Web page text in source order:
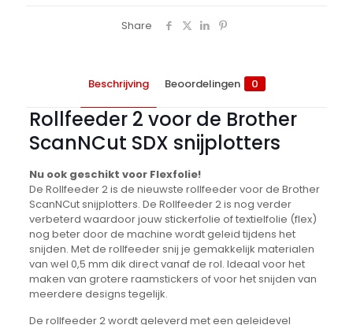
Share
Beschrijving Beoordelingen 0
Rollfeeder 2 voor de Brother
ScanNCut SDX snijplotters
Nu ook geschikt voor Flexfolie!
De Rollfeeder 2 is de nieuwste rollfeeder voor de Brother
ScanNCut snijplotters. De Rollfeeder 2 is nog verder
verbeterd waardoor jouw stickerfolie of textielfolie (flex)
nog beter door de machine wordt geleid tijdens het
snijden. Met de rollfeeder snij je gemakkelijk materialen
van wel 0,5 mm dik direct vanaf de rol. Ideaal voor het
maken van grotere raamstickers of voor het snijden van
meerdere designs tegelijk.
De rollfeeder 2 wordt geleverd met een geleidevel